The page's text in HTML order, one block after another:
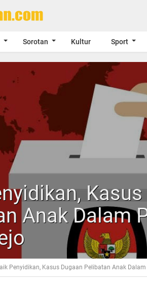
Sorotan Kultur Sport
Anak Dalam
Penyidikan, Kasus Dugaan Pelibatan Anak